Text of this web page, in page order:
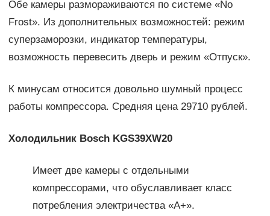
Обе камеры размораживаются по системе «No
Frost». Из дополнительных возможностей: режим
суперзаморозки, индикатор температуры,
возможность перевесить дверь и режим «Отпуск».
К минусам относится довольно шумный процесс
работы компрессора. Средняя цена 29710 рублей.
Холодильник Bosch KGS39XW20
Имеет две камеры с отдельными
компрессорами, что обуславливает класс
потребления электричества «А+».